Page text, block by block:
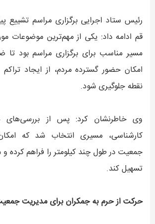
رئیس ستاد اجرایی برگزاری مراسم تشییع
قم ادامه داد: یکی از مهم‌ترین موضوعات
مسیر مناسب برای برگزاری مراسم بود
امکان حضور گسترده مردم، از ایجاد
نقطه جلوگیری شود.
وی خاطرنشان کرد: پس از بررسی‌های
کارشناسی، مسیری انتخاب شد که
جمعیت در طول چند کیلومتر را فراهم کرده
تسهیل کند.
حرکت از حرم به جمکران برای مدیریت